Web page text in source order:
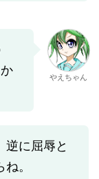
やえちゃん
逆に屈辱と
。